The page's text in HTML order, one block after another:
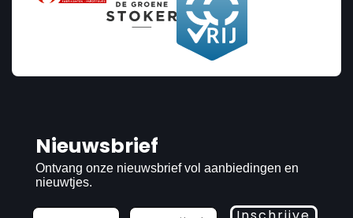
Nieuwsbrief
Ontvang onze nieuwsbrief vol aanbiedingen en
nieuwtjes.